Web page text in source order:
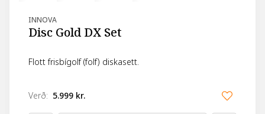
INNOVA
Disc Gold DX Set
Flott frisbígolf (folf) diskasett.
Verð: 5.999 kr.